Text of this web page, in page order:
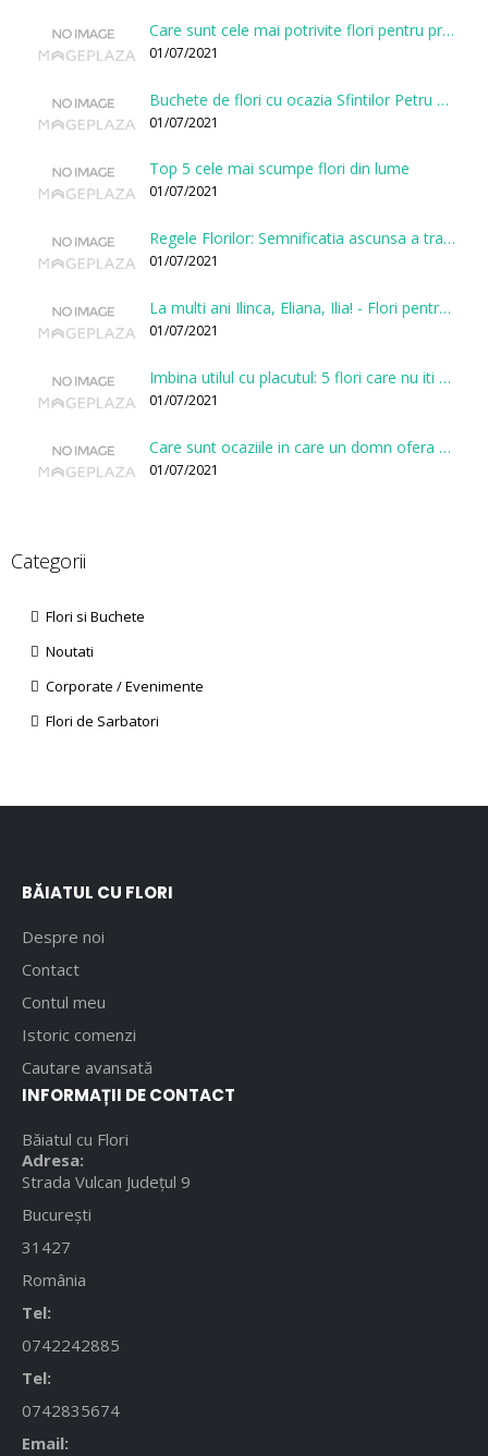
Care sunt cele mai potrivite flori pentru prima intalnire?
01/07/2021
Buchete de flori cu ocazia Sfintilor Petru si Pavel
01/07/2021
Top 5 cele mai scumpe flori din lume
01/07/2021
Regele Florilor: Semnificatia ascunsa a trandafirului
01/07/2021
La multi ani Ilinca, Eliana, Ilia! - Flori pentru doamnele sarbatorite de Sfantul Ilie
01/07/2021
Imbina utilul cu placutul: 5 flori care nu iti vor face gaura in buget
01/07/2021
Care sunt ocaziile in care un domn ofera flori?
01/07/2021
Categorii
Flori si Buchete
Noutati
Corporate / Evenimente
Flori de Sarbatori
BĂIATUL CU FLORI
Despre noi
Contact
Contul meu
Istoric comenzi
Cautare avansată
INFORMAȚII DE CONTACT
Băiatul cu Flori
Adresa:
Strada Vulcan Județul 9
București
31427
România
Tel:
0742242885
Tel:
0742835674
Email: